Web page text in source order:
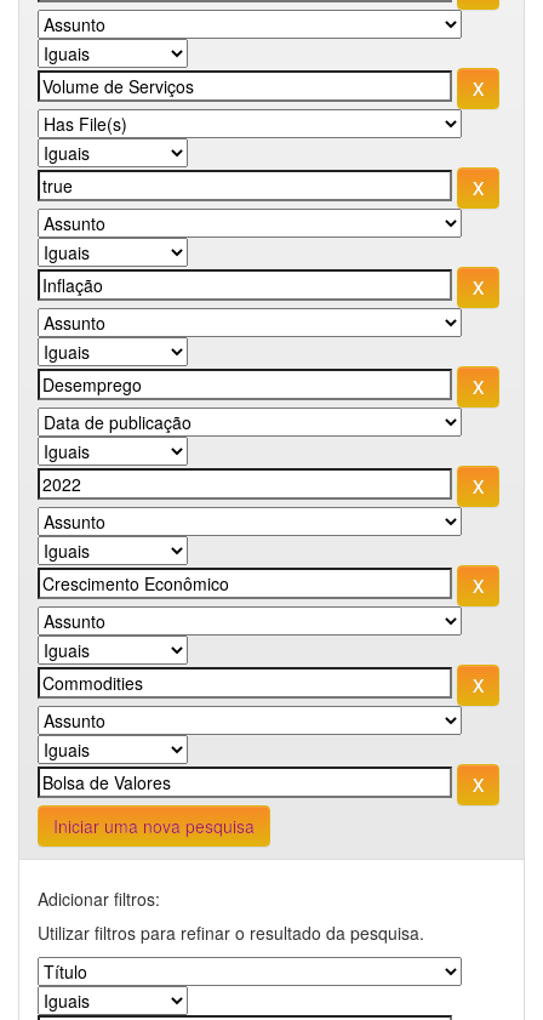
Iniciar uma nova pesquisa
Adicionar filtros:
Utilizar filtros para refinar o resultado da pesquisa.